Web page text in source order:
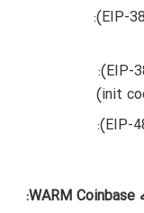
پروپوزال بهبود اتریوم شماره ۳۸۵۵ (EIP-3855):
پروپوزال بهبود اتریوم شماره ۳۸۶۰ (EIP-3860):
پروپوزال بهبود اتریوم شماره ۴۸۹۵ (EIP-4895):